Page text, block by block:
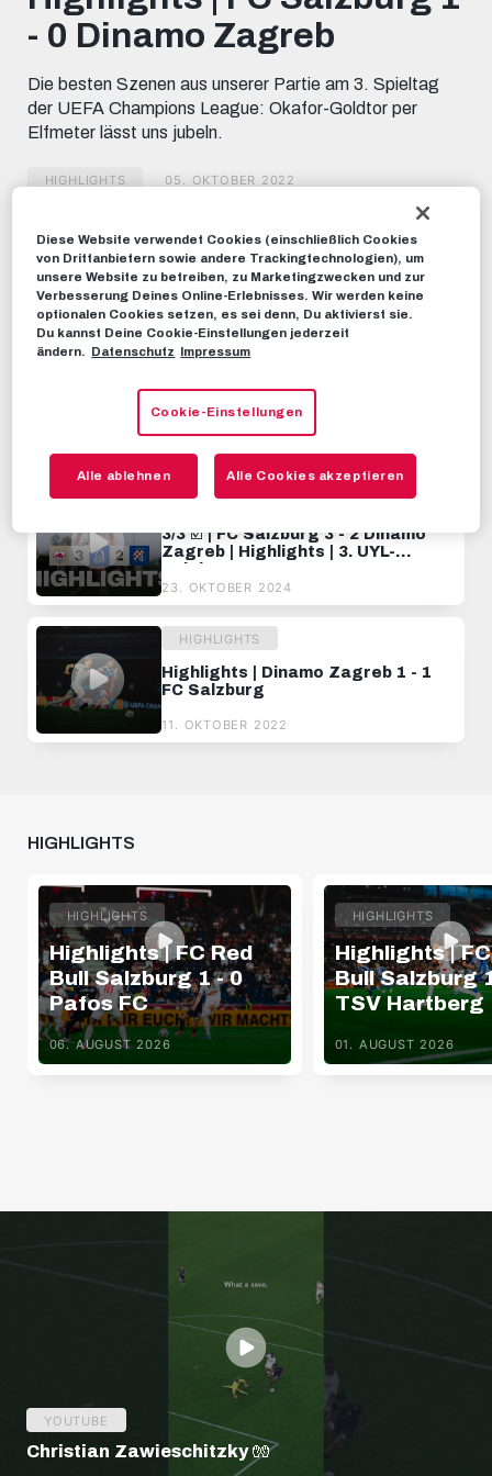
minutes,
- 0 Dinamo Zagreb
Die besten Szenen aus unserer Partie am 3. Spieltag
der UEFA Champions League: Okafor-Goldtor per
Elfmeter lässt uns jubeln.
HIGHLIGHTS 05. OKTOBER 2022
Dieses Video teilen:
Tweet
EMPFOHLENE VIDEOS
HIGHLIGHTS
UYL-Highlights | Dinamo Zagreb 2
- 1 FC Salzburg
RBS-TV
3/3 ☑️ | FC Salzburg 3 - 2 Dinamo
Zagreb | Highlights | 3. UYL-
Spieltag
23. OKTOBER 2024
HIGHLIGHTS
Highlights | Dinamo Zagreb 1 - 1
FC Salzburg
11. OKTOBER 2022
HIGHLIGHTS
HIGHLIGHTS
Highlights | FC Red
Bull Salzburg 1 - 0
Pafos FC
06. AUGUST 2026
HIGHLIGHTS
Highlights |
Bull Salzburg
TSV Hartberg
01. AUGUST 2026
YOUTUBE
Christian Zawieschitzky 🧤
Diese Website verwendet Cookies (einschließlich Cookies
von Drittanbietern sowie andere Trackingtechnologien), um
unsere Website zu betreiben, zu Marketingzwecken und zur
Verbesserung Deines Online-Erlebnisses. Wir werden keine
optionalen Cookies setzen, es sei denn, Du aktivierst sie.
Du kannst Deine Cookie-Einstellungen jederzeit
ändern. Datenschutz Impressum
Cookie-Einstellungen
Alle ablehnen Alle Cookies akzeptieren